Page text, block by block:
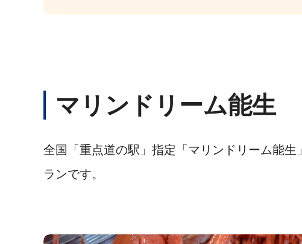
マリンドリーム能生
全国「重点道の駅」指定「マリンドリーム能
ランです。